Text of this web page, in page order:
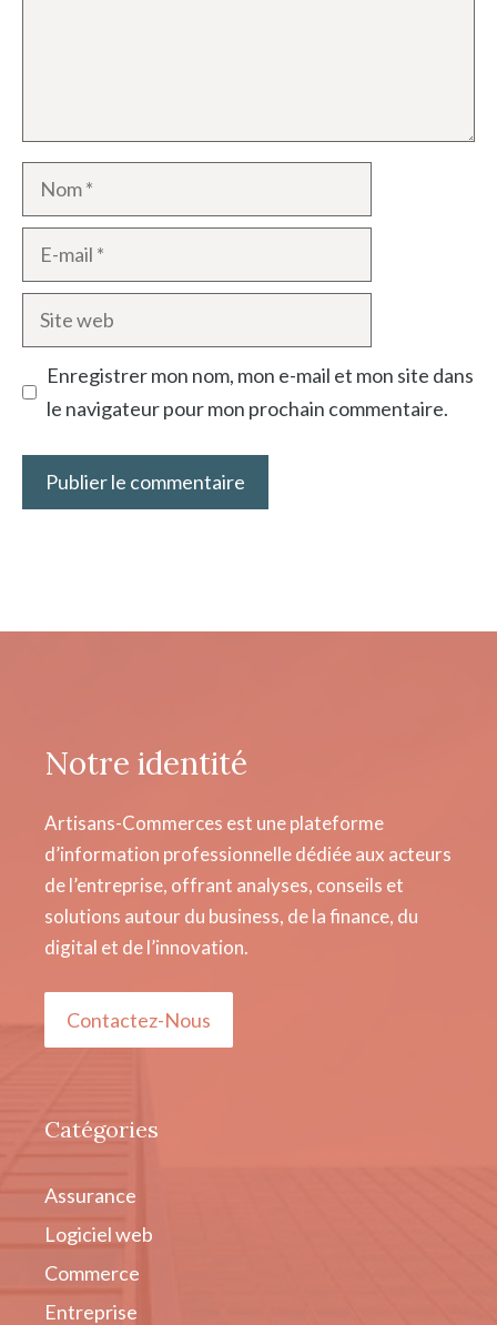
Nom
mail
Site
web
Enregistrer mon nom, mon e-mail et mon site dans
le navigateur pour mon prochain commentaire.
Notre identité
Artisans-Commerces est une plateforme
d’information professionnelle dédiée aux acteurs
de l’entreprise, offrant analyses, conseils et
solutions autour du business, de la finance, du
digital et de l’innovation.
Contactez-Nous
Catégories
Assurance
Logiciel web
Commerce
Entreprise